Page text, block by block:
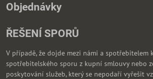
Objednávky
ŘEŠENÍ SPORŮ
V případě, že dojde mezi námi a spotřebitelem
spotřebitelského sporu z kupní smlouvy nebo
poskytování služeb, který se nepodaří vyřešit